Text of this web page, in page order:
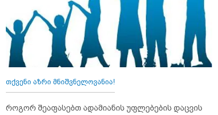
თქვენი აზრი მნიშვნელოვანია!
როგორ შეაფასებთ ადამიანის უფლებების დაცვის